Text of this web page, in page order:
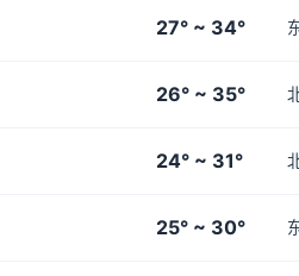
27° ~ 34°
26° ~ 35°
24° ~ 31°
25° ~ 30°